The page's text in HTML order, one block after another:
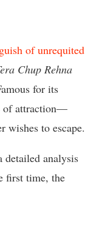
of unrequited
Chup Rehna
for its
of attraction—
wishes to escape.
analysis
first time, the